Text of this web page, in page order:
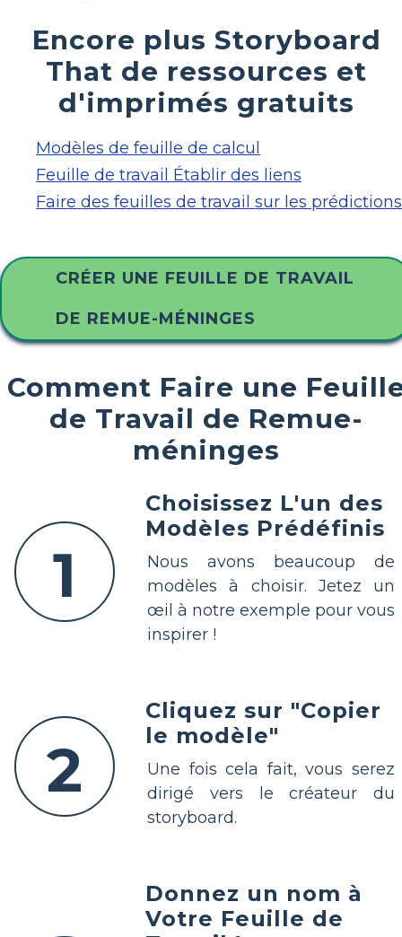
Encore plus Storyboard
That de ressources et
d'imprimés gratuits
Modèles de feuille de calcul
Feuille de travail Établir des liens
Faire des feuilles de travail sur les prédictions
CRÉER UNE FEUILLE DE TRAVAIL
DE REMUE-MÉNINGES
Comment Faire une
de Travail de Remue-
méninges
1
Choisissez L'un des
Modèles Prédéfinis
Nous avons beaucoup de
modèles à choisir. Jetez un
œil à notre exemple pour vous
inspirer !
2
Cliquez sur "Copier
le modèle"
Une fois cela fait, vous serez
dirigé vers le créateur du
storyboard.
Donnez un nom à
Votre Feuille de